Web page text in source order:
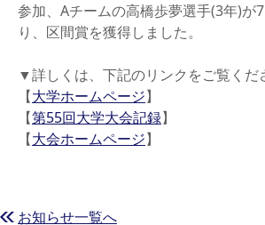
参加、Aチームの高橋歩夢選手(3年)が
り、区間賞を獲得しました。
▼詳しくは、下記のリンクをご覧くだ
【大学ホームページ】
【第55回大学大会記録】
【大会ホームページ】
お知らせ一覧へ